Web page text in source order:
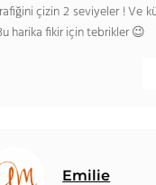
çizin 2 seviyeler ! Ve
harika fikir için tebrikler 😉
Emilie